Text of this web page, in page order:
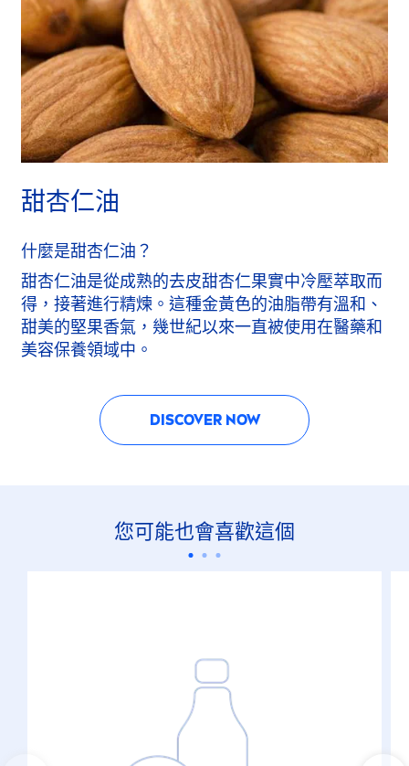
甜杏仁油
什麼是甜杏仁油？
甜杏仁油是從成熟的去皮甜杏仁果實中冷壓萃取而
得，接著進行精煉。這種金黃色的油脂帶有溫和、
甜美的堅果香氣，幾世紀以來一直被使用在醫藥和
美容保養領域中。
DISCOVER NOW
您可能也會喜歡這個